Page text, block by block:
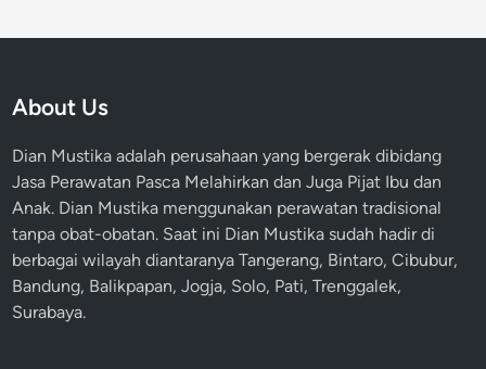
About Us
Dian Mustika adalah perusahaan yang bergerak dibidang
Jasa Perawatan Pasca Melahirkan dan Juga Pijat Ibu dan
Anak. Dian Mustika menggunakan perawatan tradisional
tanpa obat-obatan. Saat ini Dian Mustika sudah hadir di
berbagai wilayah diantaranya Tangerang, Bintaro, Cibubur,
Bandung, Balikpapan, Jogja, Solo, Pati, Trenggalek,
Surabaya.